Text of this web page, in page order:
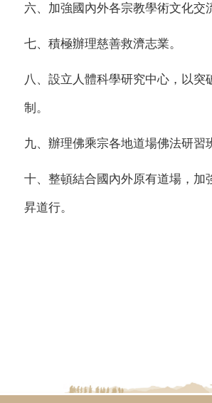
六、加強國內外各宗教學術文化交
七、積極辦理慈善救濟志業。
八、設立人體科學研究中心，以突
制。
九、辦理佛乘宗各地道場佛法研習
十、整頓結合國內外原有道場，加
昇道行。